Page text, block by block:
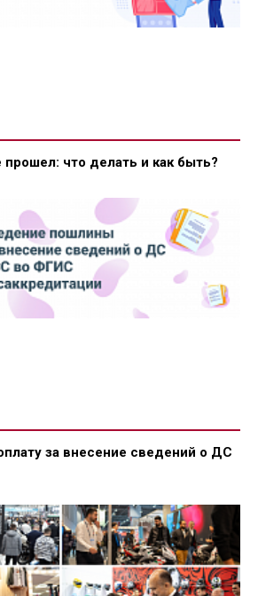
что делать и как быть?
за внесение сведений о ДС